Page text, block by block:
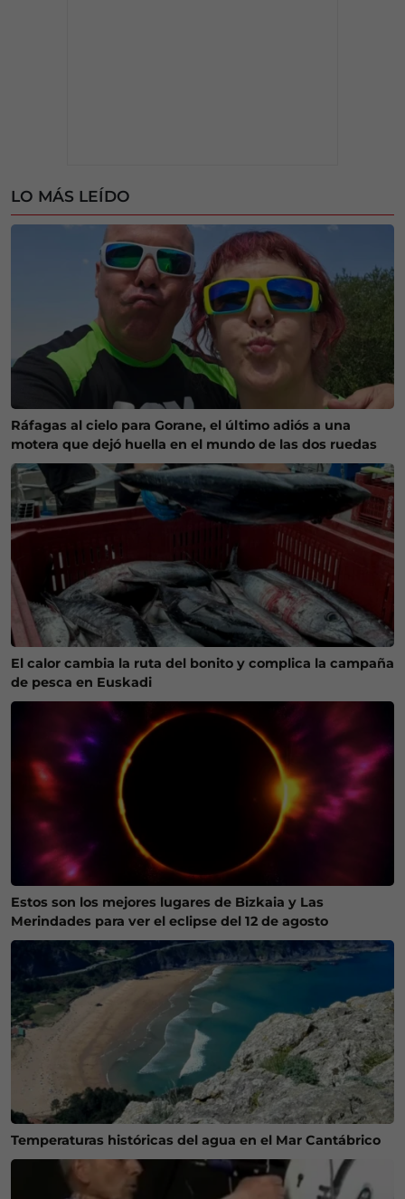
LO MÁS LEÍDO
Ráfagas al cielo para Gorane, el último adiós a una
motera que dejó huella en el mundo de las dos ruedas
El calor cambia la ruta del bonito y complica la campaña
de pesca en Euskadi
Estos son los mejores lugares de Bizkaia y Las
Merindades para ver el eclipse del 12 de agosto
Temperaturas históricas del agua en el Mar Cantábrico